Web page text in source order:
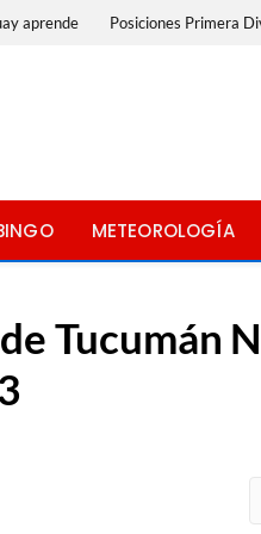
aprende Posiciones Primera
METEOROLOGÍA
Tucumán